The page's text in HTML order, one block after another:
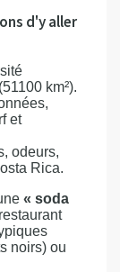
d'y aller
km²).
et
odeurs,
Rica.
« soda
noirs) ou